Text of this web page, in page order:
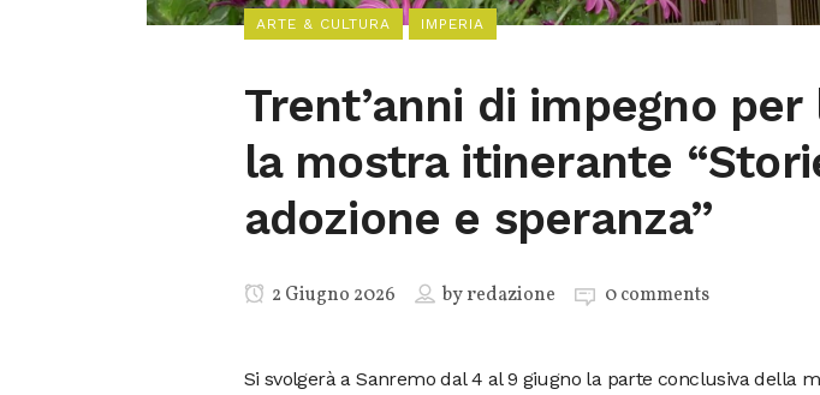
ARTE & CULTURA IMPERIA
Trent’anni di impegno per
la mostra itinerante
adozione e speranza”
2 Giugno 2026 byredazione 0 comments
Si svolgerà a Sanremo dal 4 al 9 giugno la parte conclusiva della